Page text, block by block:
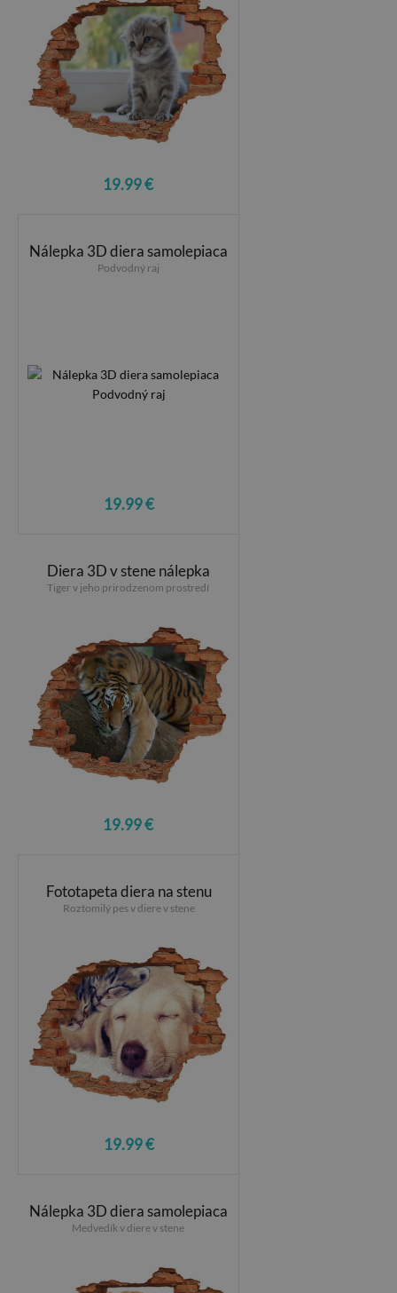
19.99 €
Nálepka 3D diera samolepiaca
Podvodný raj
19.99 €
Diera 3D v stene nálepka
Tiger v jeho prirodzenom prostredí
19.99 €
Fototapeta diera na stenu
Roztomilý pes v diere v stene
19.99 €
Nálepka 3D diera samolepiaca
Medvedík v diere v stene